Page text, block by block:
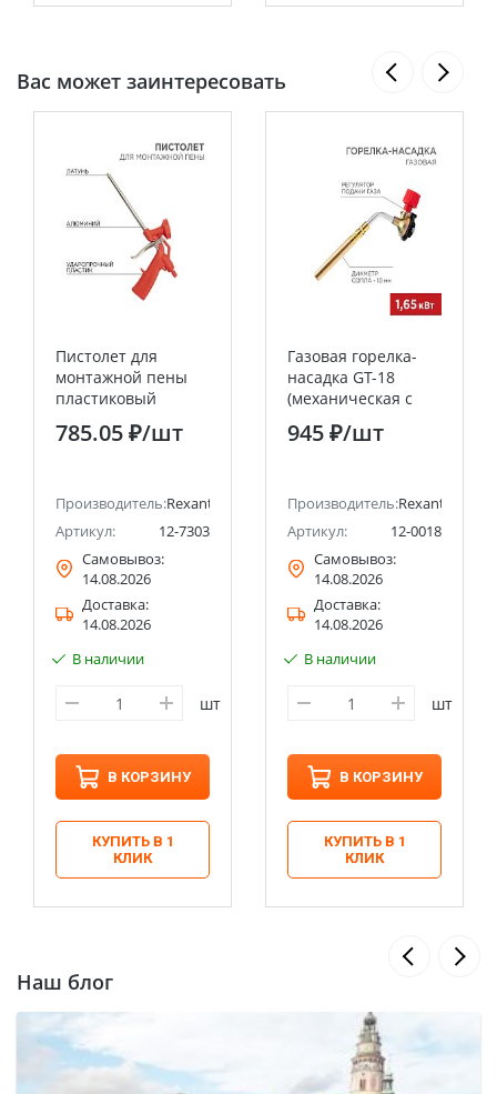
Вас может заинтересовать
Пистолет для
монтажной пены
пластиковый
усиленный с
конфузором и
785.05 ₽/шт
Производитель:Rexant
Артикул:
12-7303
Самовывоз:
14.08.2026
Доставка:
14.08.2026
В наличии
шт
В КОРЗИНУ
КУПИТЬ В 1
КЛИК
Газовая горелка-
насадка GT-18
(механическая с
регулятором)
паяльного типа
945 ₽/шт
Производитель:Rexant
Артикул:
12-0018
Самовывоз:
14.08.2026
Доставка:
14.08.2026
В наличии
шт
В КОРЗИНУ
КУПИТЬ В 1
КЛИК
Наш блог